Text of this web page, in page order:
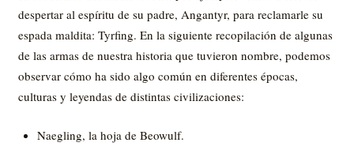
despertar al espíritu de su padre, Angantyr, para reclamarle su
espada maldita: Tyrfing. En la siguiente recopilación de algunas
de las armas de nuestra historia que tuvieron nombre, podemos
observar cómo ha sido algo común en diferentes épocas,
culturas y leyendas de distintas civilizaciones:
Naegling, la hoja de Beowulf.